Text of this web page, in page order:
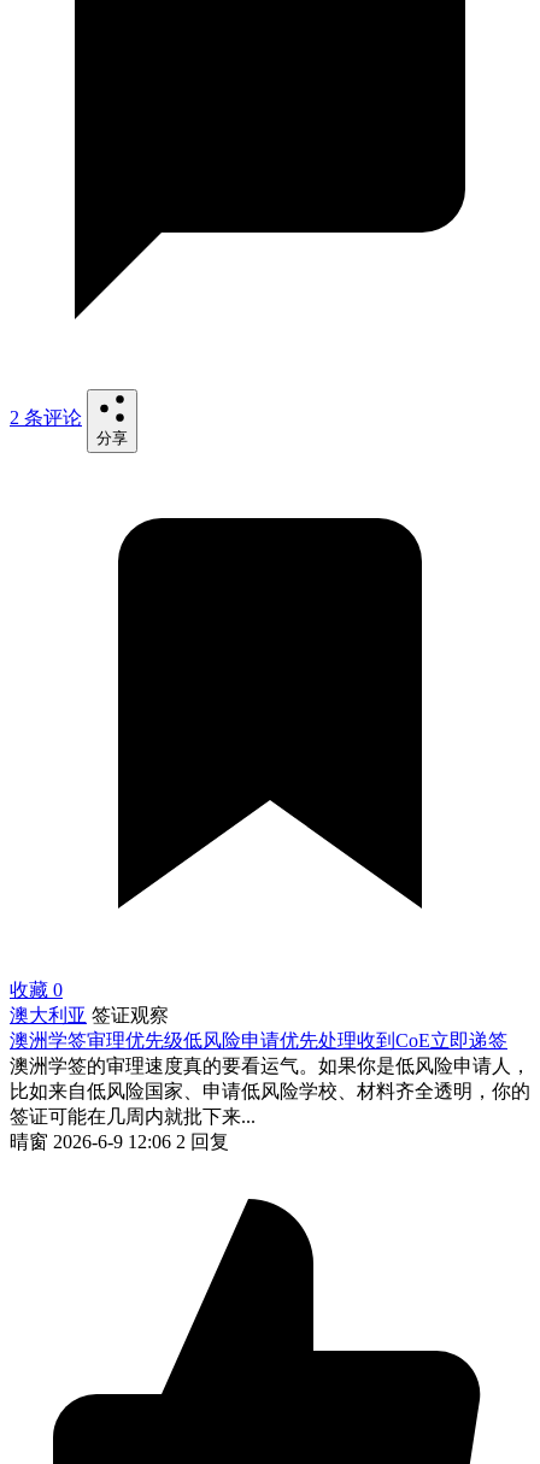
2 条评论
分享
收藏 0
澳大利亚 签证观察
澳洲学签审理优先级低风险申请优先处理收到CoE立即递签
澳洲学签的审理速度真的要看运气。如果你是低风险申请人，
比如来自低风险国家、申请低风险学校、材料齐全透明，你的
签证可能在几周内就批下来...
晴窗 2026-6-9 12:06 2 回复